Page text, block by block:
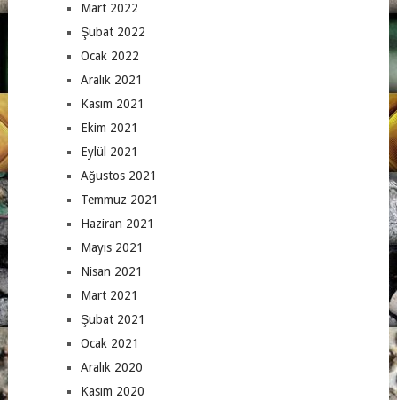
Mart 2022
Şubat 2022
Ocak 2022
Aralık 2021
Kasım 2021
Ekim 2021
Eylül 2021
Ağustos 2021
Temmuz 2021
Haziran 2021
Mayıs 2021
Nisan 2021
Mart 2021
Şubat 2021
Ocak 2021
Aralık 2020
Kasım 2020